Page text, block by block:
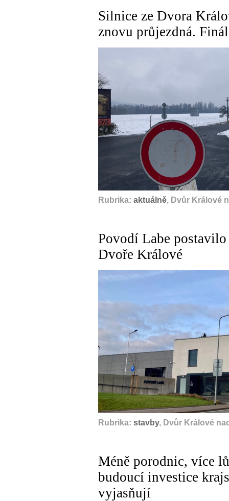
Silnice ze Dvora
znovu průjezdná.
Rubrika: aktuálně, Dvůr Králové
Povodí Labe
Dvoře Králové
Rubrika: stavby, Dvůr Králové
Méně porodnic, více
budoucí investice
vyjasňují